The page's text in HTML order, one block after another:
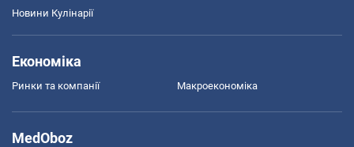
Новини Кулінарії
Економіка
Ринки та компанії Макроекономіка
MedOboz